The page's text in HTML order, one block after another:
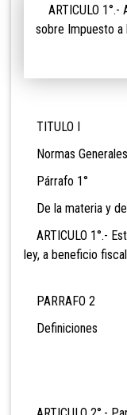
ARTICULO 1°.-
sobre Impuesto a
TITULO I
Normas Generales
Párrafo 1°
De la materia y
ARTICULO 1°.-
ley, a beneficio
PARRAFO 2
Definiciones